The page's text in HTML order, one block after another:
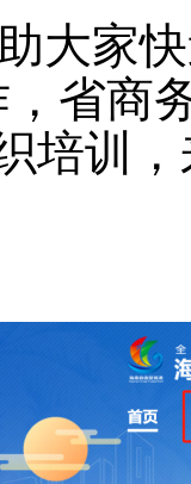
大家
省商
培训